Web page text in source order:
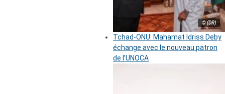
© (DR)
Tchad-ONU: Mahamat Idriss Deby
échange avec le nouveau patron
de l’UNOCA